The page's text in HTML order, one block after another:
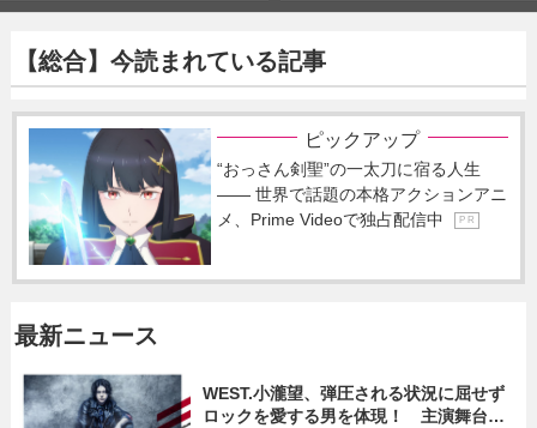
【総合】今読まれている記事
ピックアップ
“おっさん剣聖”の一太刀に宿る人生
―― 世界で話題の本格アクションアニ
メ、Prime Videoで独占配信中
P R
最新ニュース
WEST.小瀧望、弾圧される状況に屈せず
ロックを愛する男を体現！ 主演舞台